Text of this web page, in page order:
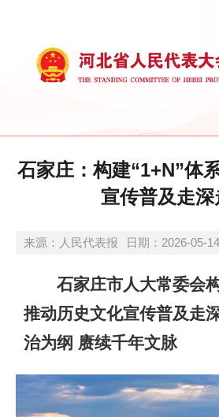
石家庄：构建“1+N”体
宣传普及走深
来源：人民代表报 日期：2026-05-
石家庄市人大常委会构
推动历史文化宣传普及
治为纲 赓续千年文脉